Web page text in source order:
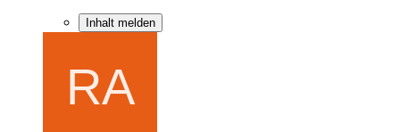
Inhalt melden